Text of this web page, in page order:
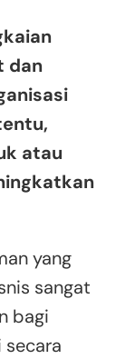
dan
atau
yang
sangat
bagi